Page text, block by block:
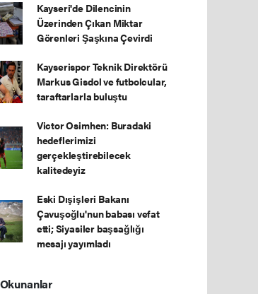
Kayseri'de Dilencinin
Üzerinden Çıkan Miktar
Görenleri Şaşkına Çevirdi
Kayserispor Teknik Direktörü
Markus Gisdol ve futbolcular,
taraftarlarla buluştu
Victor Osimhen: Buradaki
hedeflerimizi
gerçekleştirebilecek
kalitedeyiz
Eski Dışişleri Bakanı
Çavuşoğlu'nun babası vefat
etti; Siyasiler başsağlığı
mesajı yayımladı